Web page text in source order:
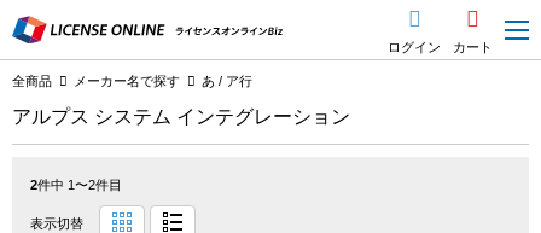
ログイン カート
全商品 メーカー名で探す あ / ア行
アルプス システム インテグレーション
2件中 1〜2件目
表示切替